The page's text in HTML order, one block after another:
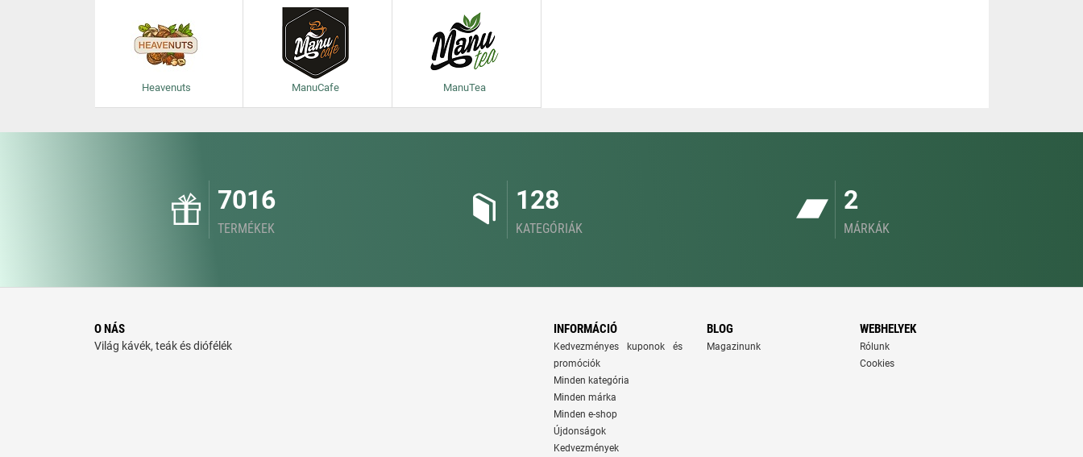
Heavenuts ManuCafe ManuTea
7016
TERMÉKEK
128
KATEGÓRIÁK
2
MÁRKÁK
O NÁS
Világ kávék, teák és diófélék
INFORMÁCIÓ
Kedvezményes kuponok és
promóciók
Minden kategória
Minden márka
Minden e-shop
Újdonságok
Kedvezmények
BLOG
Magazinunk
WEBHELYEK
Rólunk
Cookies